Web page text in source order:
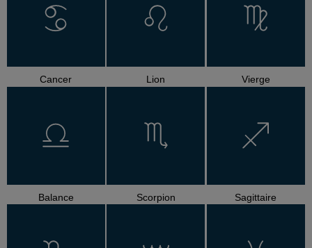
Cancer Lion Vierge
Balance Scorpion Sagittaire